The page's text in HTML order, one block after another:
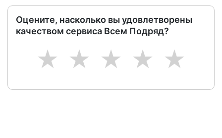
Оцените, насколько вы удовлетворены
качеством сервиса Всем Подряд?
5
4
3
2
1